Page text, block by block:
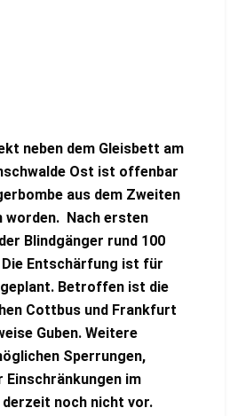
neben dem Gleisbett am
Ost ist offenbar
aus dem Zweiten
worden. Nach ersten
Blindgänger rund 100
Entschärfung ist für
Betroffen ist die
Cottbus und Frankfurt
Guben. Weitere
Sperrungen,
Einschränkungen im
noch nicht vor.